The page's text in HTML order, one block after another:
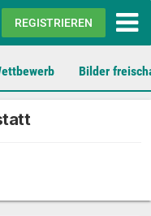
REGISTRIEREN
Bilder